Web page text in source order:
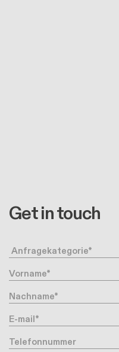
Get in touch
Anfragetyp
Vorname
Nachname
Ihre Email-Adresse
Telefonnummer